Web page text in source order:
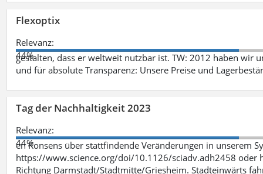
Flexoptix
Relevanz:
44%
gestalten, dass er weltweit nutzbar ist. TW: 2012 haben wir
und für absolute Transparenz: Unsere Preise und
Tag der Nachhaltigkeit 2023
Relevanz:
44%
en Konsens über stattfindende Veränderungen in unserem
https://www.science.org/doi/10.1126/sciadv.adh2458
Richtung Darmstadt/Stadtmitte/Griesheim. Stadteinwärts